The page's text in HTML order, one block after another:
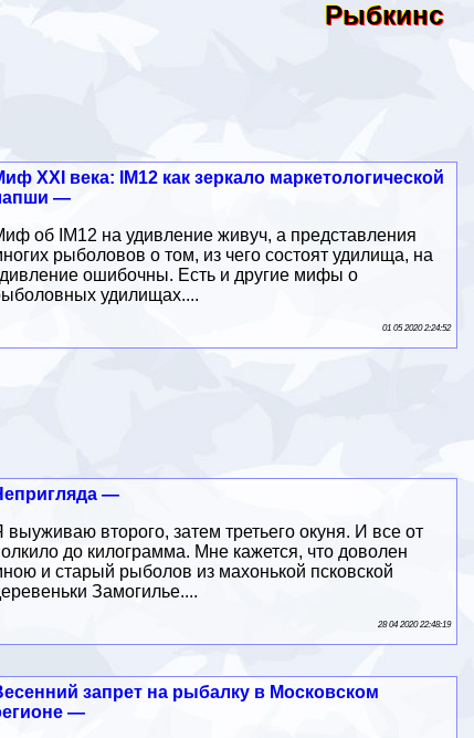
Рыбкинс
XXI века: IM12 как зеркало маркетологической
—
об IM12 на удивление живуч, а представления
рыболовов о том, из чего состоят удилища, на
ошибочны. Есть и другие мифы о
удилищах....
01 05 2020 2:24:52
—
выуживаю второго, затем третьего окуня. И все от
до килограмма. Мне кажется, что доволен
и старый рыболов из махонькой псковской
Замогилье....
28 04 2020 22:48:19
запрет на рыбалку в Московском
—